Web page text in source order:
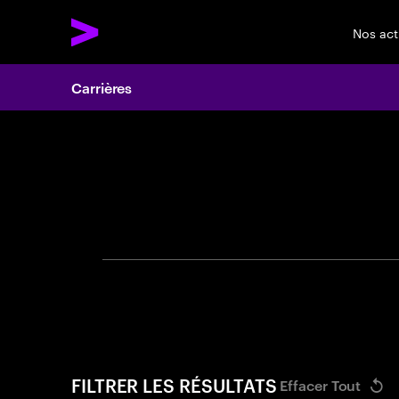
Nos
Carrières
Veuillez
FILTRER LES RÉSULTATS Effacer Tout